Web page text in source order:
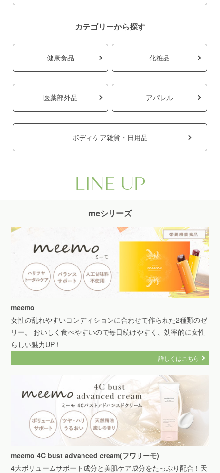
カテゴリーから探す
健康食品 化粧品
医薬部外品 アパレル
ボディケア雑貨・日用品
LINE UP
meシリーズ
meemo
女性の乱れやすいコンディションに合わせて作られた2種類のゼ
リー。 おいしく食べやすいので毎日続けやすく、効率的に女性
らしい魅力UP！
詳しくはこちら
meemo 4C bust advanced cream(フワリーモ)
4大ボリュームサポート成分と美肌ケア成分をたっぷり配合！天